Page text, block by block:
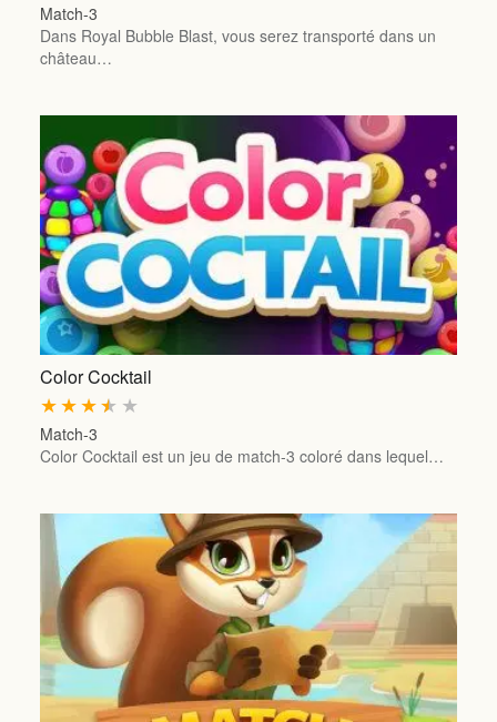
Match-3
Dans Royal Bubble Blast, vous serez transporté dans un
château…
Color Cocktail
★
★
★
★
★
Match-3
Color Cocktail est un jeu de match-3 coloré dans lequel…